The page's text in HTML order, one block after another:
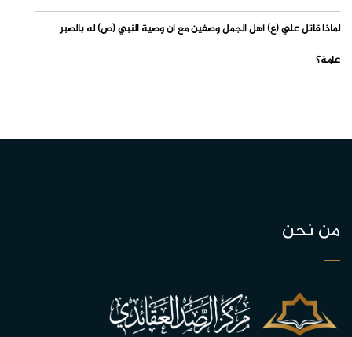
لماذا قاتل علي (ع) أهل الجمل وصفين مع أن وصية النبي (ص) له بالصبر
عامة؟
من نحن